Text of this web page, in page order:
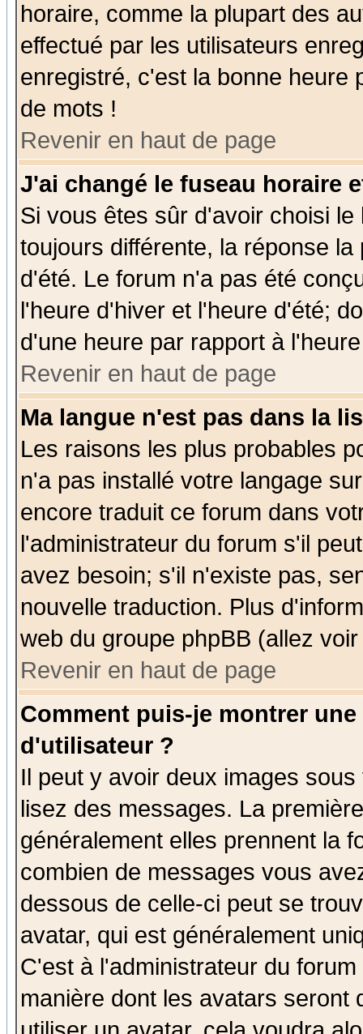
horaire, comme la plupart des
effectué par les utilisateurs
enregistré, c'est la bonne heure
de mots !
Revenir en haut de page
J'ai changé le fuseau horaire
Si vous êtes sûr d'avoir choisi
toujours différente, la réponse
d'été. Le forum n'a pas été
l'heure d'hiver et l'heure d'été;
d'une heure par rapport à
Revenir en haut de page
Ma langue n'est pas dans la
Les raisons les plus probables
n'a pas installé votre langage
encore traduit ce forum dans
l'administrateur du forum s'il
avez besoin; s'il n'existe pas,
nouvelle traduction. Plus
web du groupe phpBB (allez
Revenir en haut de page
Comment puis-je montrer
d'utilisateur ?
Il peut y avoir deux images
lisez des messages. La
généralement elles prennent la
combien de messages vous
dessous de celle-ci peut se
avatar, qui est généralement
C'est à l'administrateur du
manière dont les avatars seront